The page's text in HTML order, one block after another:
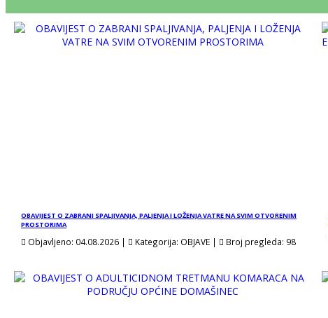
OBAVIJEST O ZABRANI SPALJIVANJA, PALJENJA I LOŽENJA VATRE NA SVIM OTVORENIM
PROSTORIMA
Objavljeno: 04.08.2026 | Kategorija: OBJAVE | Broj pregleda: 98